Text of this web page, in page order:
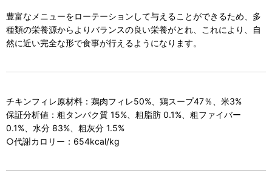
豊富なメニューをローテーションして与えることができるため、多
種類の栄養源からよりバランスの良い栄養がとれ、これにより、自
然に近い完全な形で食事が行えるようになります。
チキンフィレ原材料：鶏肉フィレ50%、鶏スープ47％、米3%
保証分析値：粗タンパク質 15%、粗脂肪 0.1%、粗ファイバー
0.1%、水分 83%、粗灰分 1.5%
○代謝カロリー：654kcal/kg